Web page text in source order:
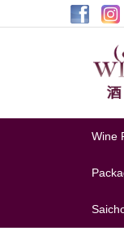
Wine